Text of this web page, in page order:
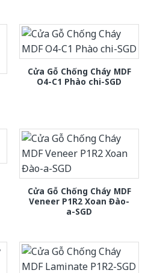
Cửa Gỗ Chống Cháy MDF
O4-C1 Phào chi-SGD
Cửa Gỗ Chống Cháy MDF
Veneer P1R2 Xoan Đào-
a-SGD